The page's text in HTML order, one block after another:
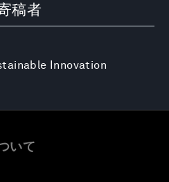
稿者
Innovation
いて